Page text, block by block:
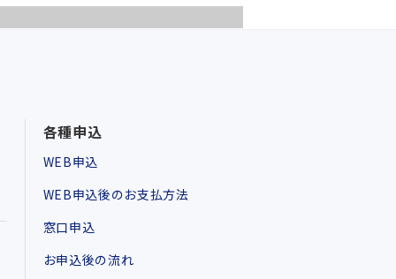
各種申込
WEB申込
WEB申込後のお支払方法
窓口申込
お申込後の流れ